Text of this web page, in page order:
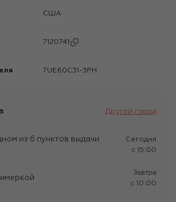
США
7120741
7UE60C31-3PH
Другой город
из 6 пунктов выдачи
Сегодня
c 15:00
Завтра
c 10:00